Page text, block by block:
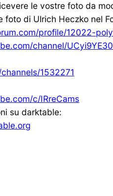
le vostre foto da
foto di Ulrich Heczko nel
profile/12022-
channel/
1532271
c/IRreCams
su darktable: